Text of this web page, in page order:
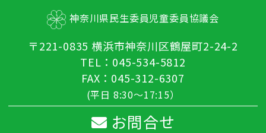
神奈川県民生委員児童委員協議会
〒221-0835 横浜市神奈川区鶴屋町2-24-2
TEL：045-534-5812
FAX：045-312-6307
(平日 8:30～17:15）
お問合せ